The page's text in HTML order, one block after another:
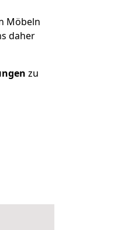
Möbeln
daher
zu